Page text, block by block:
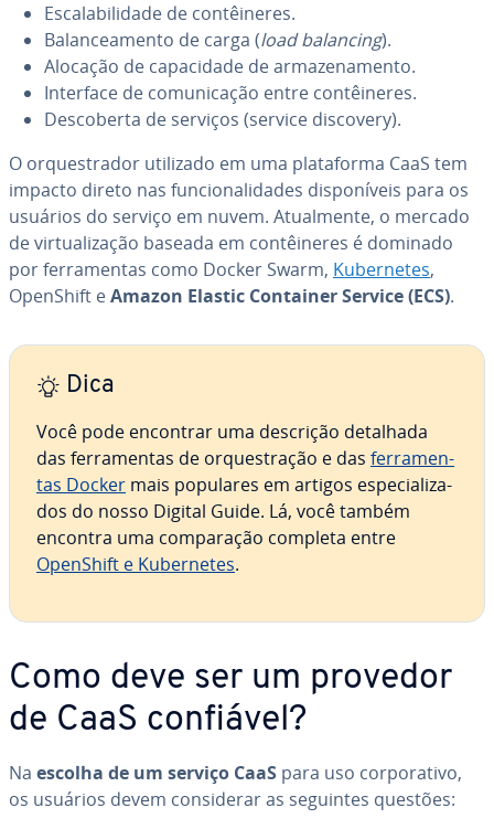
Es­ca­la­bi­li­dade de con­têi­ne­res.
Ba­lan­ce­a­mento de carga (load balancing).
Alocação de ca­pa­ci­dade de ar­ma­ze­na­mento.
Interface de co­mu­ni­ca­ção entre con­têi­ne­res.
Des­co­berta de serviços (service discovery).
O or­ques­tra­dor utilizado em uma pla­ta­forma CaaS tem
impacto direto nas fun­ci­o­na­li­da­des dis­po­ní­veis para os
usuários do serviço em nuvem. Atu­al­mente, o mercado
de vir­tu­a­li­za­ção baseada em con­têi­ne­res é dominado
por fer­ra­men­tas como Docker Swarm, Ku­ber­ne­tes,
OpenShift eAmazon Elastic Container Service (ECS).
Dica
Você pode encontrar uma descrição detalhada
das fer­ra­men­tas de or­ques­tra­ção e das fer­ra­men­
tas Docker mais populares em artigos es­pe­ci­a­li­za­
dos do nosso Digital Guide. Lá, você também
encontra uma com­pa­ra­ção completa entre
OpenShift e Ku­ber­ne­tes.
Como deve ser um provedor
de CaaS confiável?
Na escolha de um serviço CaaS para uso cor­po­ra­tivo,
os usuários devem con­si­de­rar as seguintes questões: